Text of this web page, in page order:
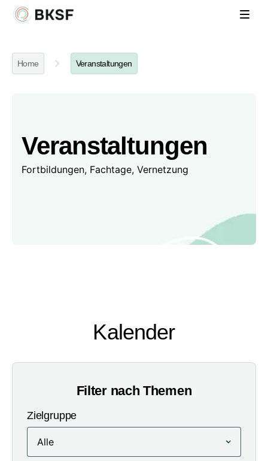
Home Veranstaltungen
Veranstaltungen
Fortbildungen, Fachtage, Vernetzung
Kalender
Filter nach Themen
Zielgruppe